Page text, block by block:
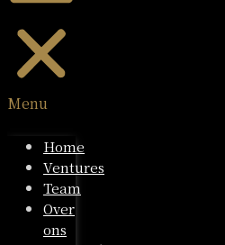
Menu
Home
Ventures
Team
Over
ons